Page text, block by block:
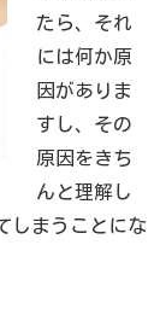
たら、それ
には何か原
因がありま
すし、その
原因をきち
んと理解し
しまうことにな